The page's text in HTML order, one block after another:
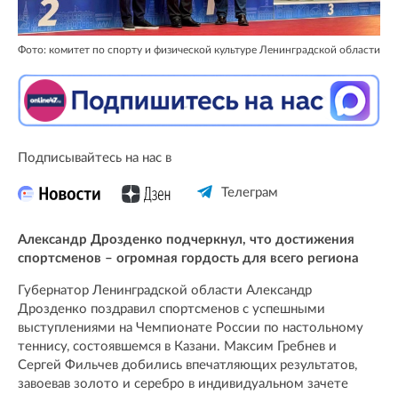
Фото: комитет по спорту и физической культуре Ленинградской области
Подписывайтесь на нас в
Телеграм
Александр Дрозденко подчеркнул, что достижения
спортсменов – огромная гордость для всего региона
Губернатор Ленинградской области Александр
Дрозденко поздравил спортсменов с успешными
выступлениями на Чемпионате России по настольному
теннису, состоявшемся в Казани. Максим Гребнев и
Сергей Фильчев добились впечатляющих результатов,
завоевав золото и серебро в индивидуальном зачете